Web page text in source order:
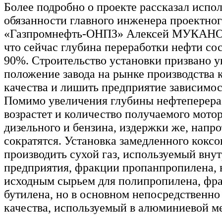
Более подробно о проекте рассказал
обязанности главного инженера
«Газпромнефть-ОНПЗ» Алексей
что сейчас глубина переработки нефти
90%. Строительство установки призвано
положение завода на рынке производства
качества и лишить предприятие
Помимо увеличения глубины
возрастет и количество получаемого
дизельного и бензина, издержки же,
сократятся. Установка замедленного
производить сухой газ, используемый
предприятия, фракции
исходным сырьем для полипропилена,
бутилена, но в основном
качества, используемый в алюминиевой